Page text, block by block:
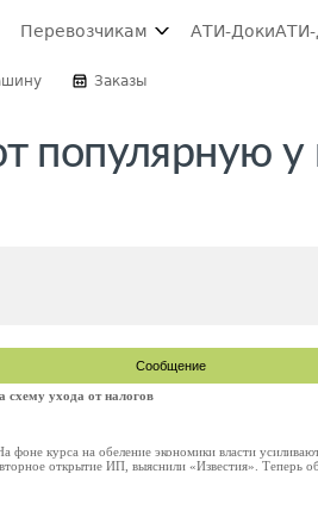
Перевозчикам АТИ-Доки
Заказы
популярную у
Сообщение
схему ухода от налогов
курса на обеление экономики власти
открытие ИП, выяснили «Известия». Теперь